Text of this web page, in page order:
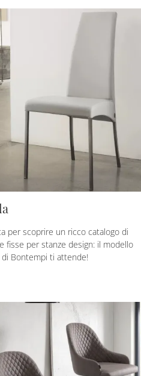
per scoprire un ricco catalogo di
fisse per stanze design: il modello
di Bontempi ti attende!